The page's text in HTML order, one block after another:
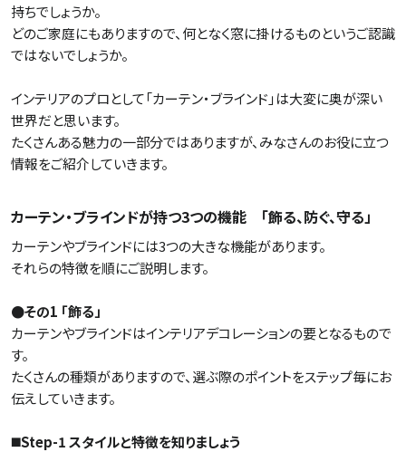
持ちでしょうか。
どのご家庭にもありますので、何となく窓に掛けるものというご認識
ではないでしょうか。
インテリアのプロとして「カーテン・ブラインド」は大変に奥が深い
世界だと思います。
たくさんある魅力の一部分ではありますが、みなさんのお役に立つ
情報をご紹介していきます。
カーテン・ブラインドが持つ3つの機能 「飾る、防ぐ、守る」
カーテンやブラインドには3つの大きな機能があります。
それらの特徴を順にご説明します。
●その1 「飾る」
カーテンやブラインドはインテリアデコレーションの要となるもので
す。
たくさんの種類がありますので、選ぶ際のポイントをステップ毎にお
伝えしていきます。
◼️Step-1 スタイルと特徴を知りましょう
住宅展示場出展に関するご案内
ハウスメーカーの登録数
31社 55